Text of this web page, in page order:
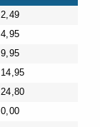
2,49
4,95
9,95
14,95
24,80
0,00